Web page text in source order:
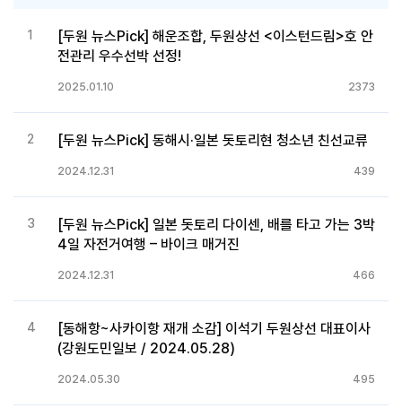
1
[두원 뉴스Pick] 해운조합, 두원상선 <이스턴드림>호 안
전관리 우수선박 선정!
2025.01.10 2373
2 [두원 뉴스Pick] 동해시·일본 돗토리현 청소년 친선교류
2024.12.31 439
3
[두원 뉴스Pick] 일본 돗토리 다이센, 배를 타고 가는 3박
4일 자전거여행 – 바이크 매거진
2024.12.31 466
4
[동해항~사카이항 재개 소감] 이석기 두원상선 대표이사
(강원도민일보 / 2024.05.28)
2024.05.30 495